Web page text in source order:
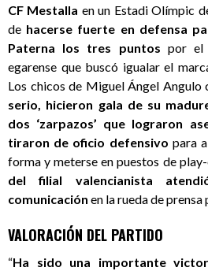
CF Mestalla en un Estadi Olímpic
de hacerse fuerte en defensa
Paterna los tres puntos por el
egarense que buscó igualar el
Los chicos de Miguel Ángel Angulo
serio, hicieron gala de su
dos ‘zarpazos’ que lograron
tiraron de oficio defensivo para
forma y meterse en puestos de
del filial valencianista
comunicación en la rueda de
VALORACIÓN DEL PARTIDO
“Ha sido una importante